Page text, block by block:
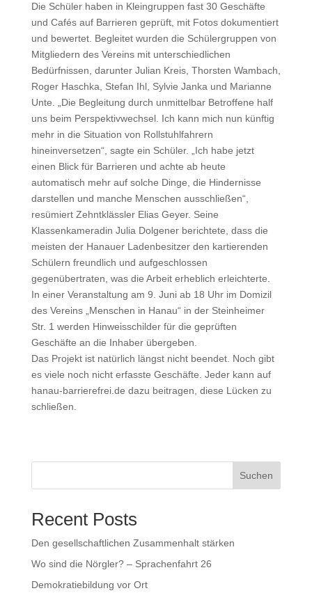
Die Schüler haben in Kleingruppen fast 30 Geschäfte
und Cafés auf Barrieren geprüft, mit Fotos dokumentiert
und bewertet. Begleitet wurden die Schülergruppen von
Mitgliedern des Vereins mit unterschiedlichen
Bedürfnissen, darunter Julian Kreis, Thorsten Wambach,
Roger Haschka, Stefan Ihl, Sylvie Janka und Marianne
Unte. „Die Begleitung durch unmittelbar Betroffene half
uns beim Perspektivwechsel. Ich kann mich nun künftig
mehr in die Situation von Rollstuhlfahrern
hineinversetzen“, sagte ein Schüler. „Ich habe jetzt
einen Blick für Barrieren und achte ab heute
automatisch mehr auf solche Dinge, die Hindernisse
darstellen und manche Menschen ausschließen“,
resümiert Zehntklässler Elias Geyer. Seine
Klassenkameradin Julia Dolgener berichtete, dass die
meisten der Hanauer Ladenbesitzer den kartierenden
Schülern freundlich und aufgeschlossen
gegenübertraten, was die Arbeit erheblich erleichterte.
In einer Veranstaltung am 9. Juni ab 18 Uhr im Domizil
des Vereins „Menschen in Hanau“ in der Steinheimer
Str. 1 werden Hinweisschilder für die geprüften
Geschäfte an die Inhaber übergeben.
Das Projekt ist natürlich längst nicht beendet. Noch gibt
es viele noch nicht erfasste Geschäfte. Jeder kann auf
hanau-barrierefrei.de dazu beitragen, diese Lücken zu
schließen.
Suchen
Recent Posts
Den gesellschaftlichen Zusammenhalt stärken
Wo sind die Nörgler? – Sprachenfahrt 26
Demokratiebildung vor Ort